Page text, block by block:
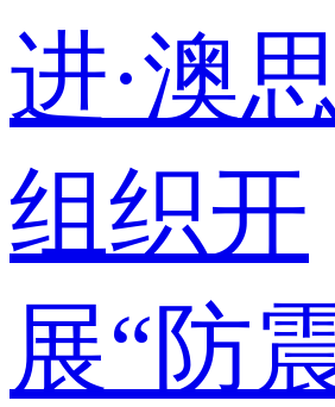
进·澳
组织开
展“防